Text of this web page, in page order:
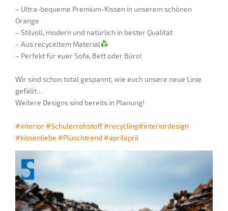
– Ultra-bequeme Premium-Kissen in unserem schönen
Orange
– Stilvoll, modern und natürlich in bester Qualität
– Aus recyceltem Material
– Perfekt für euer Sofa, Bett oder Büro!
Wir sind schon total gespannt, wie euch unsere neue Linie
gefällt…
Weitere Designs sind bereits in Planung!
#interior#Schulerrohstoff#recycling#interiordesign
#kissenliebe #Plüschtrend #aprilapril